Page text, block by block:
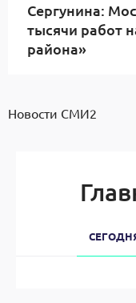
Сергунина:
тысячи работ
района»
Новости СМИ2